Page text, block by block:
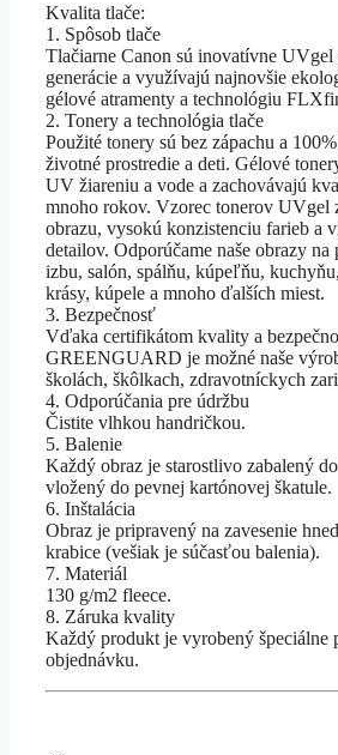
Kvalita tlače:
1. Spôsob tlače
Tlačiarne Canon sú inovatívne UVgel
generácie a využívajú najnovšie
gélové atramenty a technológiu
2. Tonery a technológia tlače
Použité tonery sú bez zápachu a
životné prostredie a deti. Gélové
UV žiareniu a vode a zachovávajú
mnoho rokov. Vzorec tonerov UVgel
obrazu, vysokú konzistenciu farieb a
detailov. Odporúčame naše obrazy na
izbu, salón, spálňu, kúpeľňu,
krásy, kúpele a mnoho ďalších miest.
3. Bezpečnosť
Vďaka certifikátom kvality a
GREENGUARD je možné naše
školách, škôlkach, zdravotníckych
4. Odporúčania pre údržbu
Čistite vlhkou handričkou.
5. Balenie
Každý obraz je starostlivo zabalený
vložený do pevnej kartónovej škatule.
6. Inštalácia
Obraz je pripravený na zavesenie
krabice (vešiak je súčasťou balenia).
7. Materiál
130 g/m2 fleece.
8. Záruka kvality
Každý produkt je vyrobený špeciálne
objednávku.